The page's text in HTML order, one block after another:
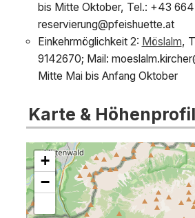
bis Mitte Oktober, Tel.: +43
reservierung@pfeishuette.at
Einkehrmöglichkeit 2: Möslalm,
9142670; Mail:
Mitte Mai bis Anfang Oktober
Karte & Höhenprofil
+
−